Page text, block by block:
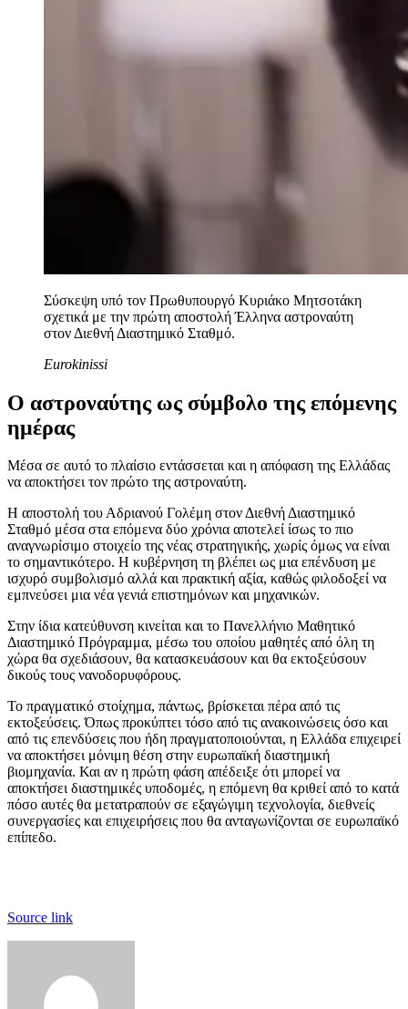
Σύσκεψη υπό τον Πρωθυπουργό Κυριάκο Μητσοτάκη
σχετικά με την πρώτη αποστολή Έλληνα αστροναύτη
στον Διεθνή Διαστημικό Σταθμό.
Eurokinissi
Ο αστροναύτης ως σύμβολο της επόμενης
ημέρας
Μέσα σε αυτό το πλαίσιο εντάσσεται και η απόφαση της Ελλάδας
να αποκτήσει τον πρώτο της αστροναύτη.
Η αποστολή του Αδριανού Γολέμη στον Διεθνή Διαστημικό
Σταθμό μέσα στα επόμενα δύο χρόνια αποτελεί ίσως το πιο
αναγνωρίσιμο στοιχείο της νέας στρατηγικής, χωρίς όμως να είναι
το σημαντικότερο. Η κυβέρνηση τη βλέπει ως μια επένδυση με
ισχυρό συμβολισμό αλλά και πρακτική αξία, καθώς φιλοδοξεί να
εμπνεύσει μια νέα γενιά επιστημόνων και μηχανικών.
Στην ίδια κατεύθυνση κινείται και το Πανελλήνιο Μαθητικό
Διαστημικό Πρόγραμμα, μέσω του οποίου μαθητές από όλη τη
χώρα θα σχεδιάσουν, θα κατασκευάσουν και θα εκτοξεύσουν
δικούς τους νανοδορυφόρους.
Το πραγματικό στοίχημα, πάντως, βρίσκεται πέρα από τις
εκτοξεύσεις. Όπως προκύπτει τόσο από τις ανακοινώσεις όσο και
από τις επενδύσεις που ήδη πραγματοποιούνται, η Ελλάδα επιχειρεί
να αποκτήσει μόνιμη θέση στην ευρωπαϊκή διαστημική
βιομηχανία. Και αν η πρώτη φάση απέδειξε ότι μπορεί να
αποκτήσει διαστημικές υποδομές, η επόμενη θα κριθεί από το κατά
πόσο αυτές θα μετατραπούν σε εξαγώγιμη τεχνολογία, διεθνείς
συνεργασίες και επιχειρήσεις που θα ανταγωνίζονται σε ευρωπαϊκό
επίπεδο.
Source link